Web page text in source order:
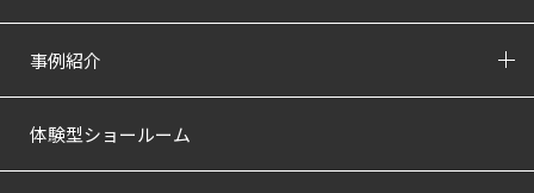
事例紹介
体験型ショールーム